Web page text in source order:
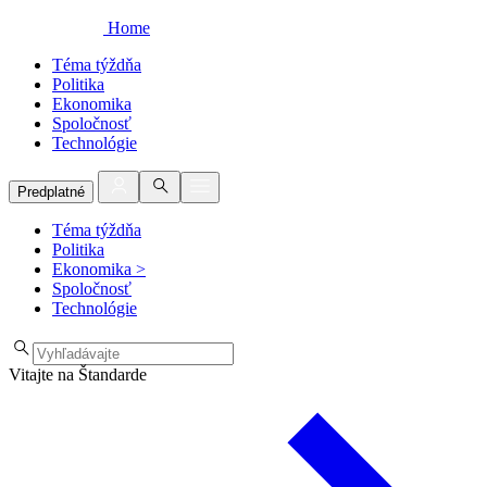
Home
Téma týždňa
Politika
Ekonomika
Spoločnosť
Technológie
Predplatné
Téma týždňa
Politika
Ekonomika >
Spoločnosť
Technológie
Vitajte na Štandarde